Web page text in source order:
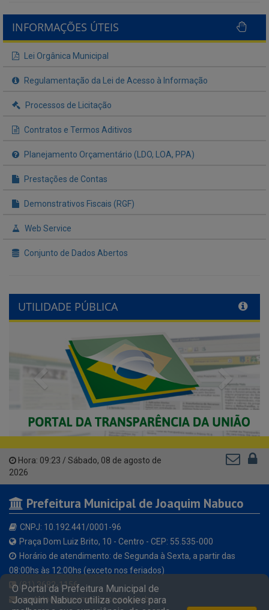
INFORMAÇÕES ÚTEIS
Lei Orgânica Municipal
Regulamentação da Lei de Acesso à Informação
Processos de Licitação
Contratos e Termos Aditivos
Planejamento Orçamentário (LDO, LOA, PPA)
Prestações de Contas
Demonstrativos Fiscais (RGF)
Web Service
Conjunto de Dados Abertos
UTILIDADE PÚBLICA
Previous Next
Hora: 09:23 / Sábado, 08 de agosto de
2026
Prefeitura Municipal de Joaquim Nabuco
CNPJ: 10.192.441/0001-96
Praça Dom Luiz Brito, 10 - Centro - CEP: 55.535-000
Horário de atendimento: de Segunda à Sexta, a partir das
08:00hs às 12:00hs (exceto nos feriados)
(81) 3682-1156
contato@joaquimnabuco.pe.gov.br
O Portal da Prefeitura Municipal de
Joaquim Nabuco utiliza cookies para